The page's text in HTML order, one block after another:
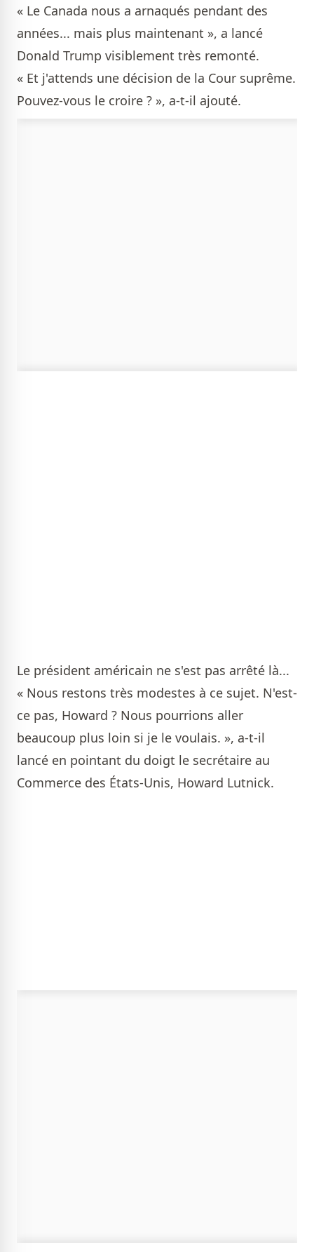
« Le Canada nous a arnaqués pendant des
années... mais plus maintenant », a lancé
Donald Trump visiblement très remonté.
« Et j'attends une décision de la Cour suprême.
Pouvez-vous le croire ? », a-t-il ajouté.
Le président américain ne s'est pas arrêté là...
« Nous restons très modestes à ce sujet. N'est-
ce pas, Howard ? Nous pourrions aller
beaucoup plus loin si je le voulais. », a-t-il
lancé en pointant du doigt le secrétaire au
Commerce des États-Unis, Howard Lutnick.